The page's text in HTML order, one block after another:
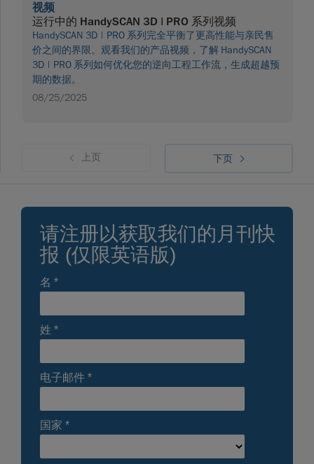
视频
运行中的 HandySCAN 3D | PRO 系列视频
HandySCAN 3D | PRO 系列完全平衡了更高性能与亲民售
价之间的界限。观看我们的产品视频，了解 HandySCAN
3D | PRO 系列如何优化您的逆向工程工作流，生成超越预
期的数据。
08/25/2025
上页 下页